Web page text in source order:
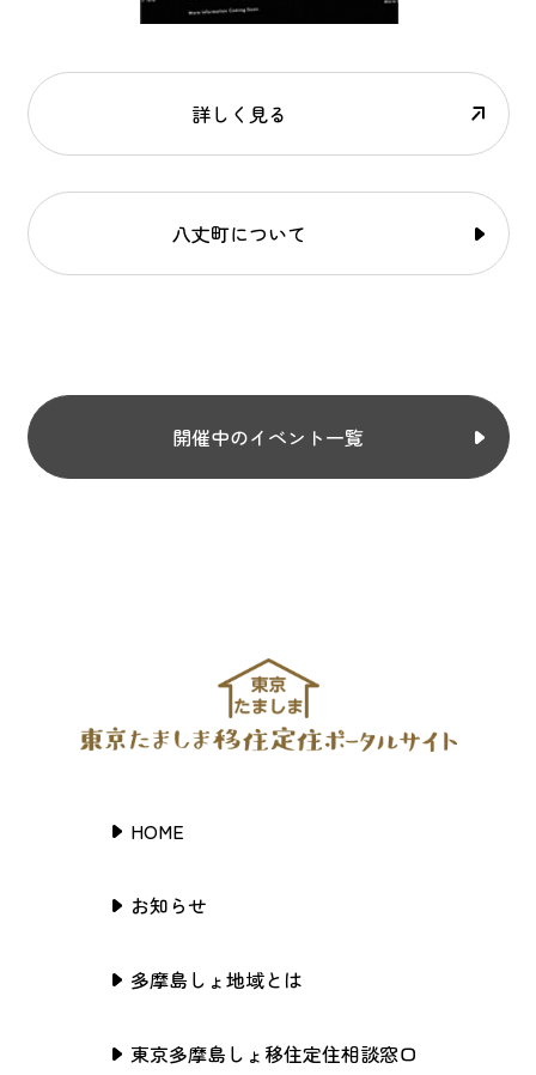
詳しく見る
八丈町について
開催中のイベント一覧
HOME
お知らせ
多摩島しょ地域とは
東京多摩島しょ移住定住相談窓口